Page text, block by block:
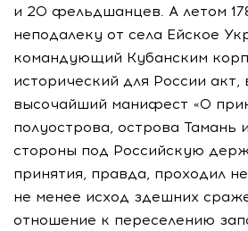
и 20 фельдшанцев. А летом
неподалеку от села Ейское
командующий Кубанским
исторический для России акт,
высочайший манифест «О
полуострова, острова Тамань
стороны под Российскую
принятия, правда, проходил
не менее исход здешних
отношение к переселению